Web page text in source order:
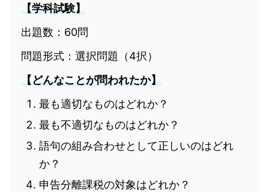
【学科試験】
出題数：60問
問題形式：選択問題（4択）
【どんなことが問われたか】
最も適切なものはどれか？
最も不適切なものはどれか？
語句の組み合わせとして正しいのはどれ
か？
申告分離課税の対象はどれか？